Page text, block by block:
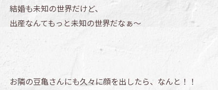
結婚も未知の世界だけど、
出産なんてもっと未知の世界だなぁ～
お隣の豆亀さんにも久々に顔を出したら、なんと！！